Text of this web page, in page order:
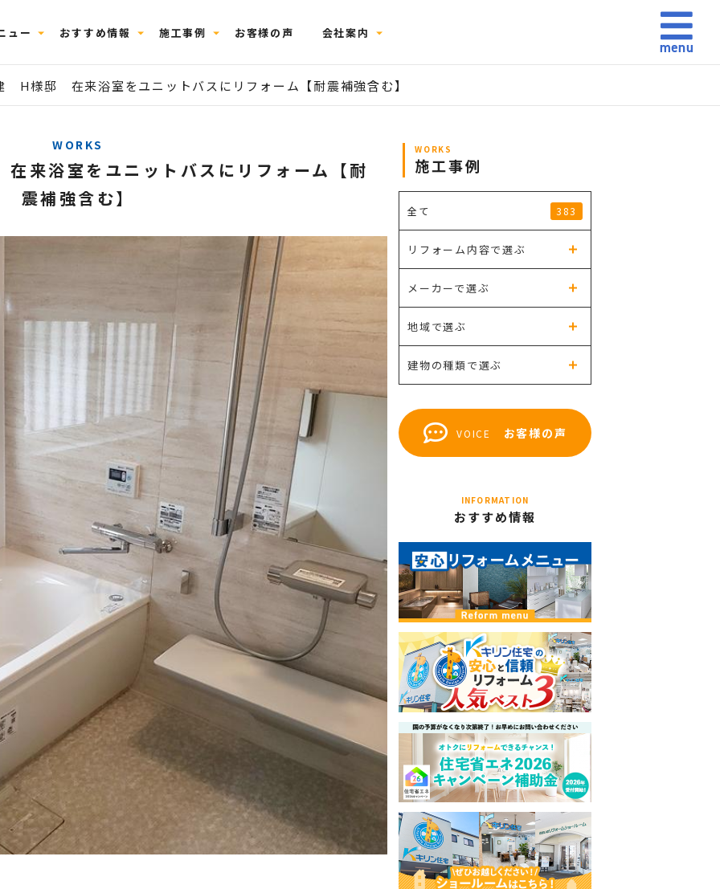
ュー おすすめ情報 施工事例 お客様の声 会社案内
様邸 在来浴室をユニットバスにリフォーム【耐震補強含む】
WORKS
浴室をユニットバスにリフォーム【耐
震補強含む】
WORKS
施工事例
全て 383
リフォーム内容で選ぶ
メーカーで選ぶ
地域で選ぶ
建物の種類で選ぶ
VOICE お客様の声
INFORMATION
おすすめ情報